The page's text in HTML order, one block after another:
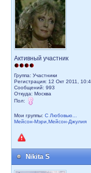
Активный участник
Группа: Участники
Регистрация: 12 Окт 2011,
Сообщений: 993
Откуда: Москва
Пол:
Мои группы: С Любовью...
Мейсон-Мэри,Мейсон-Джулия
Nikita S